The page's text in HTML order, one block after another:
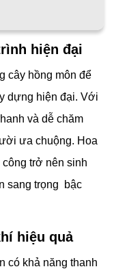
hiện đại
cây hồng môn để
dựng hiện đại. Với
và dễ chăm
ưa chuộng. Hoa
trở nên sinh
sang trọng bậc
hiệu quả
có khả năng thanh